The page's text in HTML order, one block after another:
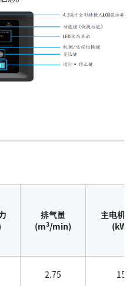
排气量
(m3/min)
主电机功
(kW)
2.75 15